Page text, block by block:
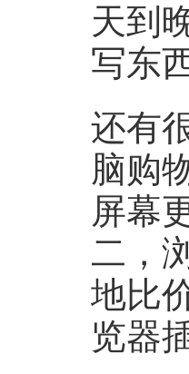
天到
写东
还有
脑购
屏幕
二，
地比
览器